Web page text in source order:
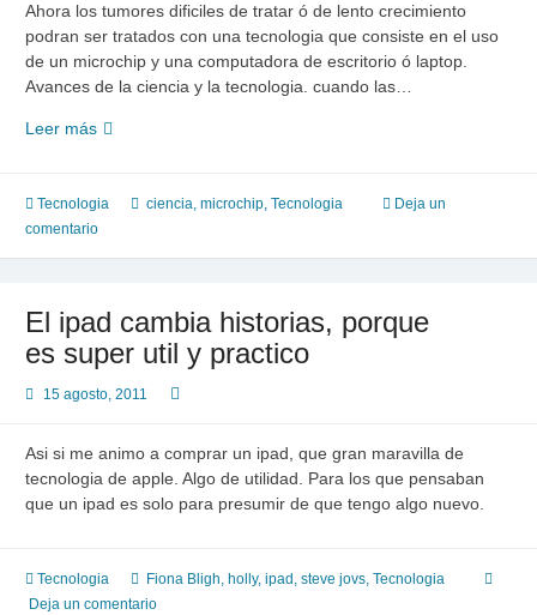
Ahora los tumores dificiles de tratar ó de lento crecimiento
podran ser tratados con una tecnologia que consiste en el uso
de un microchip y una computadora de escritorio ó laptop.
Avances de la ciencia y la tecnologia. cuando las…
Leer másLos
un
enemigo
llamado:
Tecnologia ciencia, microchip, Tecnologia
Deja un
comentario
El ipad cambia historias, porque
es super util y practico
15 agosto, 2011
Asi si me animo a comprar un ipad, que gran maravilla de
tecnologia de apple. Algo de utilidad. Para los que pensaban
que un ipad es solo para presumir de que tengo algo nuevo.
Tecnologia Fiona Bligh, holly, ipad , steve jovs, Tecnologia
Deja un comentario